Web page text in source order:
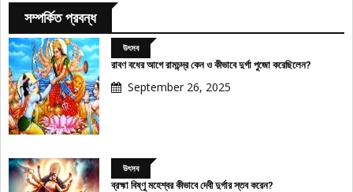
সম্পর্কিত প্রবন্ধ
উৎসব
রাবণ বধের আগে রামচন্দ্র কেন ও কীভাবে দুর্গা পুজো করেছিলেন?
September 26, 2025
উৎসব
ব্রহ্মা বিষ্ণু মহেশ্বর কীভাবে দেবী দুর্গার স্তব করেন?